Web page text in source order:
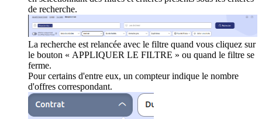
de recherche.
La recherche est relancée avec le filtre quand vous cliquez sur
le bouton « APPLIQUER LE FILTRE » ou quand le filtre se
ferme.
Pour certains d'entre eux, un compteur indique le nombre
d'offres correspondant.